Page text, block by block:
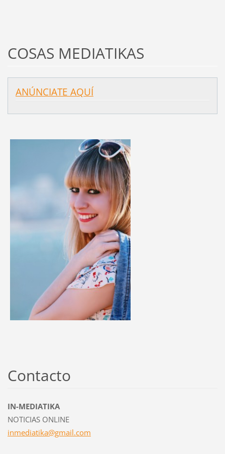
COSAS MEDIATIKAS
ANÚNCIATE AQUÍ
Contacto
IN-MEDIATIKA
NOTICIAS ONLINE
inmediatika@gmail.com